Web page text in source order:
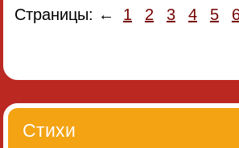
Страницы: ← 1 2 3 4 5
Стихи